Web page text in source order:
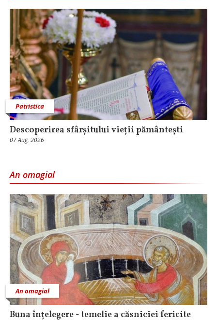
Patristica
Descoperirea sfârșitului vieții pământești
07 Aug, 2026
An omagial
An omagial
Buna înțelegere - temelie a căsniciei fericite